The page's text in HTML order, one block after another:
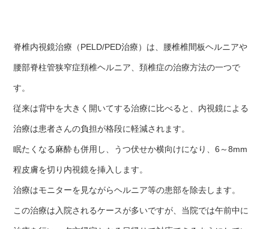
脊椎内視鏡治療（PELD/PED治療）は、腰椎椎間板ヘルニアや
腰部脊柱管狭窄症頚椎ヘルニア、頚椎症の治療方法の一つで
す。
従来は背中を大きく開いてする治療に比べると、内視鏡による
治療は患者さんの負担が格段に軽減されます。
眠たくなる麻酔も併用し、うつ伏せか横向けになり、6～8mm
程皮膚を切り内視鏡を挿入します。
治療はモニターを見ながらヘルニア等の患部を除去します。
この治療は入院されるケースが多いですが、当院では午前中に